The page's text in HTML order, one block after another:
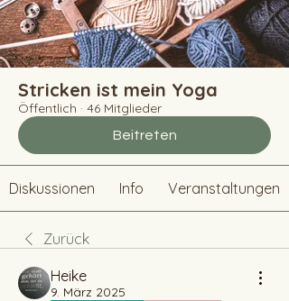
Stricken ist mein Yoga
Öffentlich · 46 Mitglieder
Beitreten
Diskussionen Info Veranstaltungen
Zurück
Heike
9. März 2025